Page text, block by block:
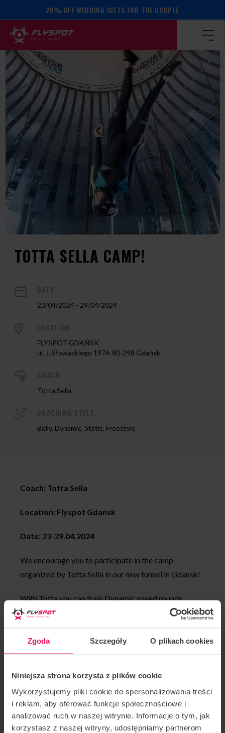
Zgoda Szczegóły O plikach cookies
Niniejsza strona korzysta z plików cookie
Wykorzystujemy pliki cookie do spersonalizowania treści
i reklam, aby oferować funkcje społecznościowe i
analizować ruch w naszej witrynie. Informacje o tym, jak
korzystasz z naszej witryny, udostępniamy partnerom
20% OFF WEDDING GIFTS FOR THE COUPLE
/ Calendar of events / Totta Sella camp!
TOTTA SELLA CAMP!
23/04/2024 - 29/04/2024
FLYSPOT GDAŃSK
ul. J. Słowackiego 197A 80-298 Gdańsk
Totta Sella
Belly, Dynamic, Static, Freestyle
Coach: Totta Sella
Location: Flyspot Gdansk
Date: 23-29.04.2024
We encourage you to participate in the camp
organized by Totta Sella in our new tunnel in Gdansk!
With Totta you can train Dynamic speed rounds ,
freestyle, Totta also specializes in flying with children.
If you would like to join this camp or have any
Number what’s up +393469446722
Email:tottasella@gmail.com
Feel free to join the camp!